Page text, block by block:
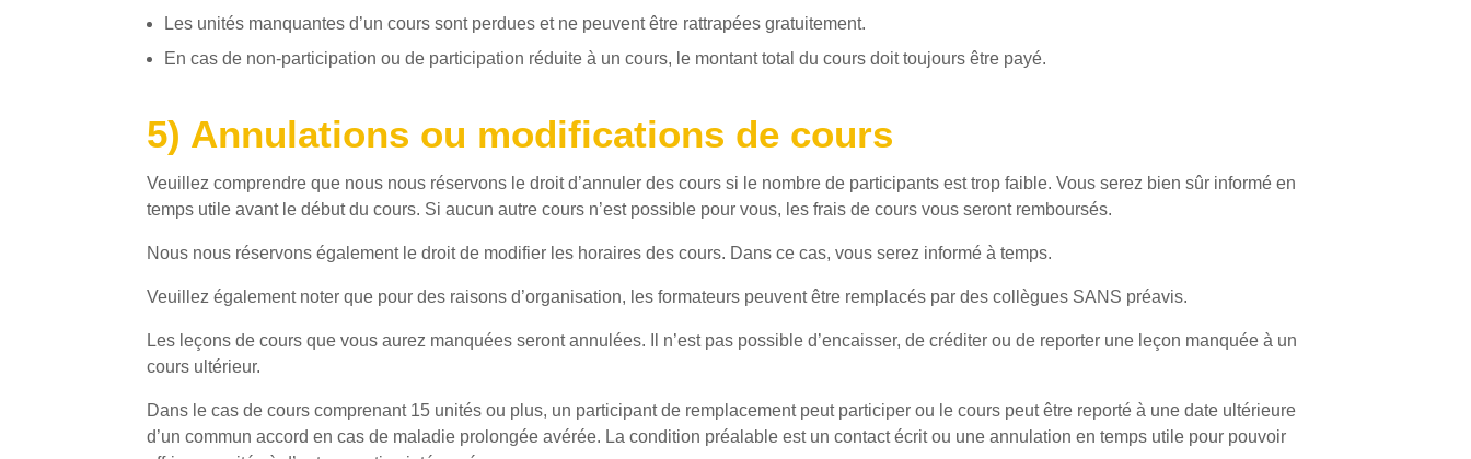
Les unités manquantes d’un cours sont perdues et ne peuvent être rattrapées gratuitement.
En cas de non-participation ou de participation réduite à un cours, le montant total du cours doit toujours être payé.
5) Annulations ou modifications de cours
Veuillez comprendre que nous nous réservons le droit d’annuler des cours si le nombre de participants est trop faible. Vous serez bien sûr informé en
temps utile avant le début du cours. Si aucun autre cours n’est possible pour vous, les frais de cours vous seront remboursés.
Nous nous réservons également le droit de modifier les horaires des cours. Dans ce cas, vous serez informé à temps.
Veuillez également noter que pour des raisons d’organisation, les formateurs peuvent être remplacés par des collègues SANS préavis.
Les leçons de cours que vous aurez manquées seront annulées. Il n’est pas possible d’encaisser, de créditer ou de reporter une leçon manquée à un
cours ultérieur.
Dans le cas de cours comprenant 15 unités ou plus, un participant de remplacement peut participer ou le cours peut être reporté à une date ultérieure
d’un commun accord en cas de maladie prolongée avérée. La condition préalable est un contact écrit ou une annulation en temps utile pour pouvoir